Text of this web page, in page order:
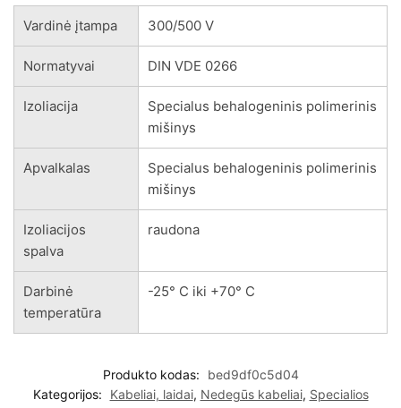
Vardinė įtampa 300/500 V
Normatyvai DIN VDE 0266
Izoliacija
Specialus behalogeninis polimerinis
mišinys
Apvalkalas
Specialus behalogeninis polimerinis
mišinys
Izoliacijos
spalva
raudona
Darbinė
temperatūra
-25° C iki +70° C
Produkto kodas:
bed9df0c5d04
Kategorijos:
Kabeliai, laidai, Nedegūs kabeliai, Specialios